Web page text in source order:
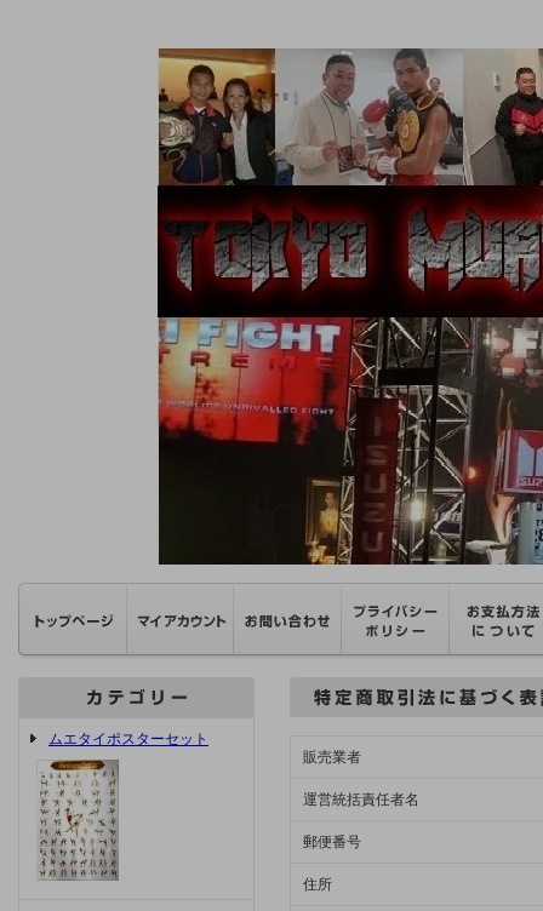
ムエタイポスターセット
販売業者
運営統括責任者名
郵便番号
住所